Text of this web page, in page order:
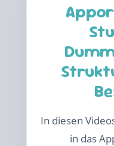
In diesen
in das